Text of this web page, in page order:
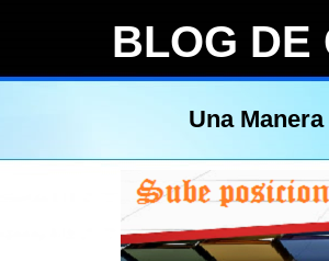
BLOG DE
Una